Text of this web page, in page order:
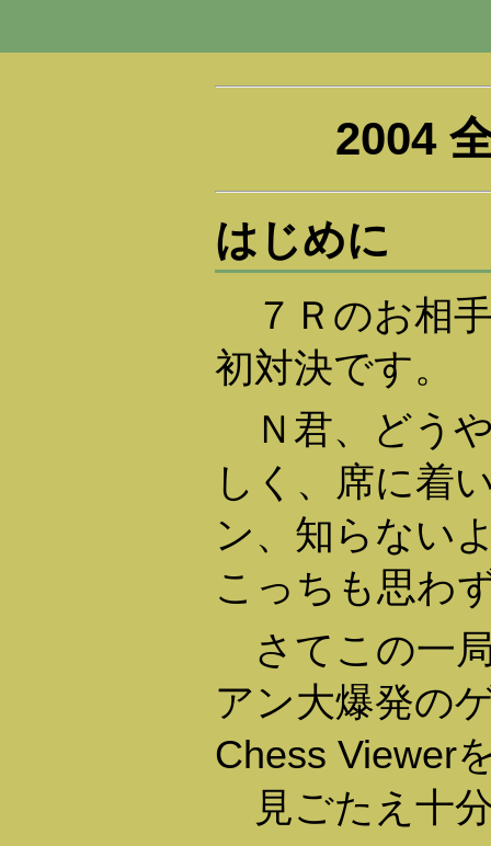
2004
はじめに
７Ｒのお相
初対決です。
Ｎ君、どう
しく、席に着
ン、知らない
こっちも思わ
さてこの一
アン大爆発の
Chess Viewer
見ごたえ十